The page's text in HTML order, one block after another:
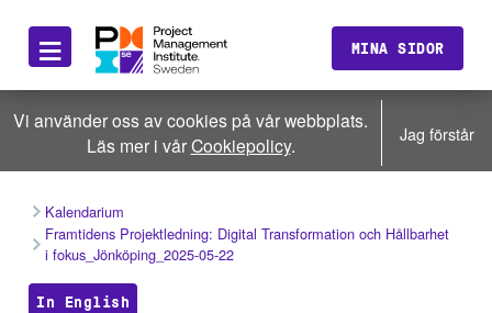
≡ MINA SIDOR
Vi använder oss av cookies på vår webbplats.
Läs mer i vårCookiepolicy. Jag förstår
Kalendarium
Framtidens Projektledning: Digital Transformation och Hållbarhet
i fokus_Jönköping_2025-05-22
In English